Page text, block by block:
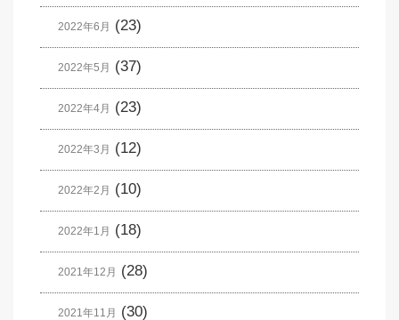
2022年6月 (23)
2022年5月 (37)
2022年4月 (23)
2022年3月 (12)
2022年2月 (10)
2022年1月 (18)
2021年12月 (28)
2021年11月 (30)